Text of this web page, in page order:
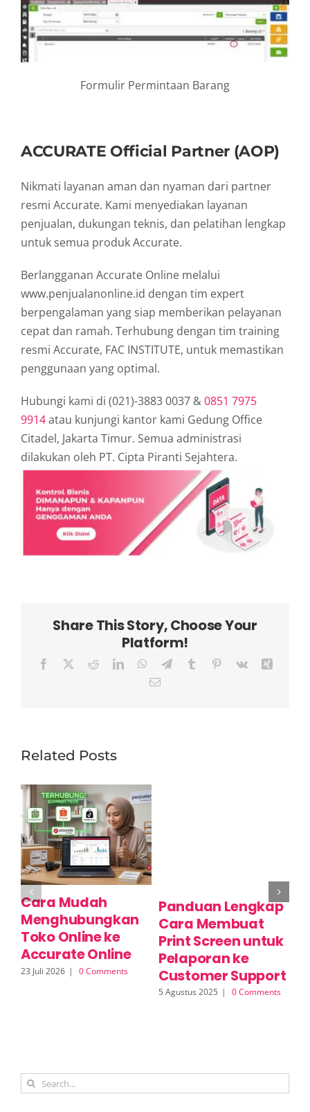
Formulir Permintaan Barang
ACCURATE Official Partner (AOP)
Nikmati layanan aman dan nyaman dari partner
resmi Accurate. Kami menyediakan layanan
penjualan, dukungan teknis, dan pelatihan lengkap
untuk semua produk Accurate.
Berlangganan Accurate Online melalui
www.penjualanonline.id dengan tim expert
berpengalaman yang siap memberikan pelayanan
cepat dan ramah. Terhubung dengan tim training
resmi Accurate, FAC INSTITUTE, untuk memastikan
penggunaan yang optimal.
Hubungi kami di (021)-3883 0037 &0851 7975
9914atau kunjungi kantor kami Gedung Office
Citadel, Jakarta Timur. Semua administrasi
dilakukan oleh PT. Cipta Piranti Sejahtera.
Share This Story, Choose Your
Platform!
Facebook RedditLinkedInWhatsApp
TelegramTumblr Pinterest
Vk
Email
Related Posts
Cara Mudah
Menghubungkan
Toko Online ke
Accurate Online
23 Juli 2026 | 0 Comments
Panduan Lengkap
Cara Membuat
Print Screen untuk
Pelaporan ke
Customer Support
5 Agustus 2025 | 0 Comments
Search